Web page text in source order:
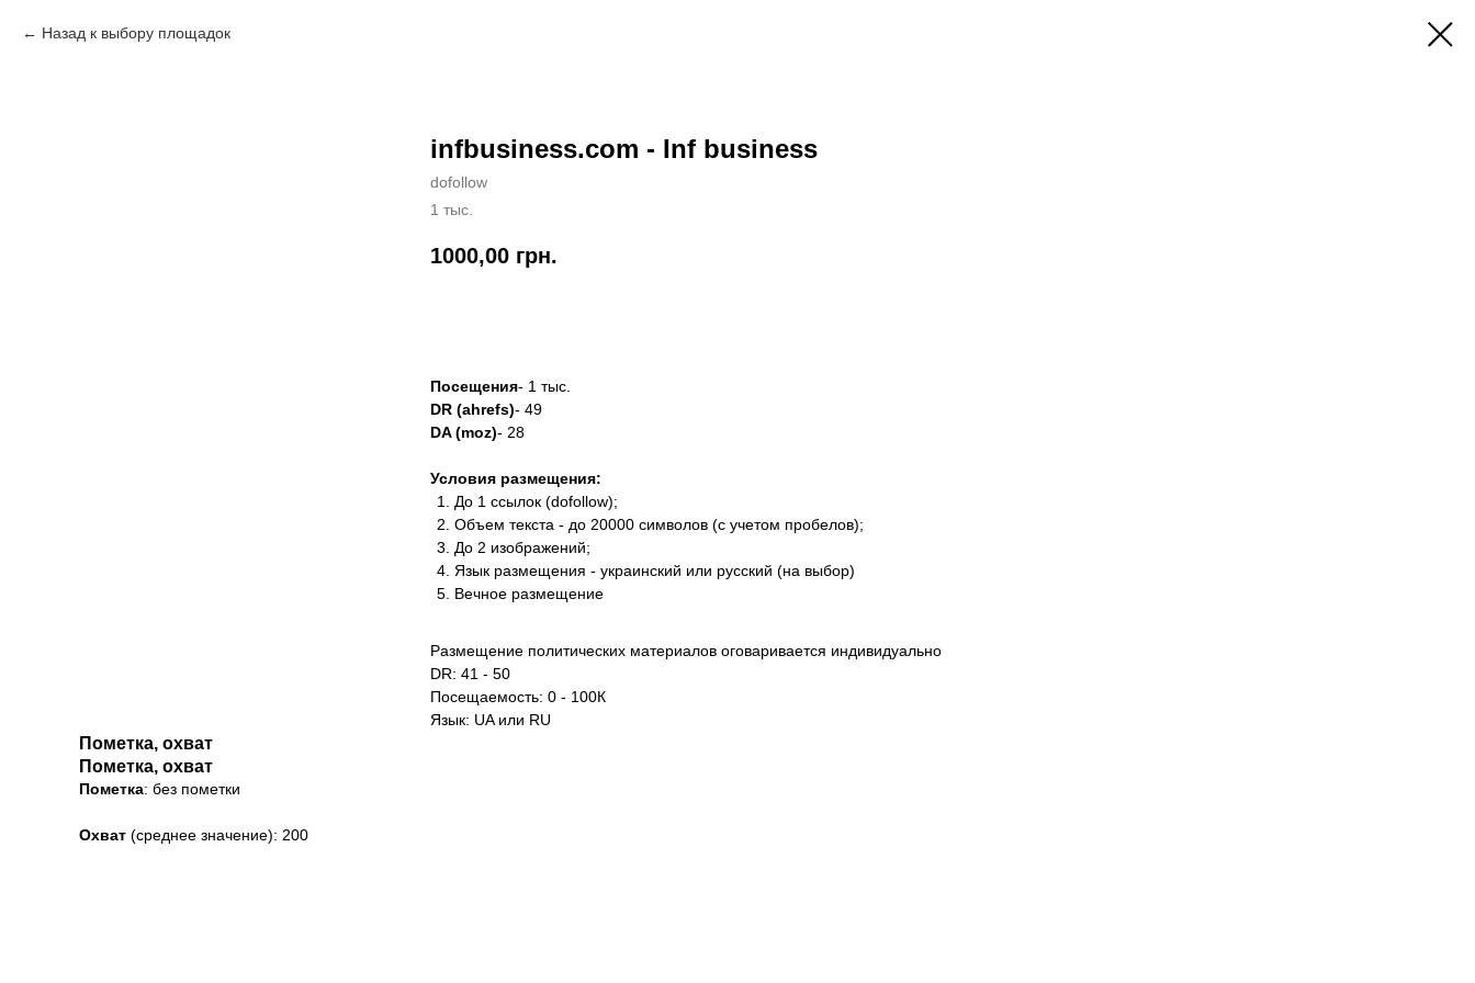
Назад к выбору площадок
infbusiness.com - Inf business
dofollow
1 тыс.
1000,00 грн.
Посещения- 1 тыс.
DR (ahrefs)- 49
DA (moz)- 28
Условия размещения:
До 1 ссылок (dofollow);
Объем текста - до 20000 символов (с учетом пробелов);
До 2 изображений;
Язык размещения - украинский или русский (на выбор)
Вечное размещение
Размещение политических материалов оговаривается индивидуально
DR: 41 - 50
Посещаемость: 0 - 100К
Язык: UA или RU
Пометка, охват
Пометка, охват
Пометка: без пометки
Охват (среднее значение): 200